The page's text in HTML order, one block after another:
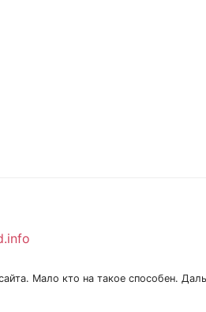
Мало кто на такое способен.